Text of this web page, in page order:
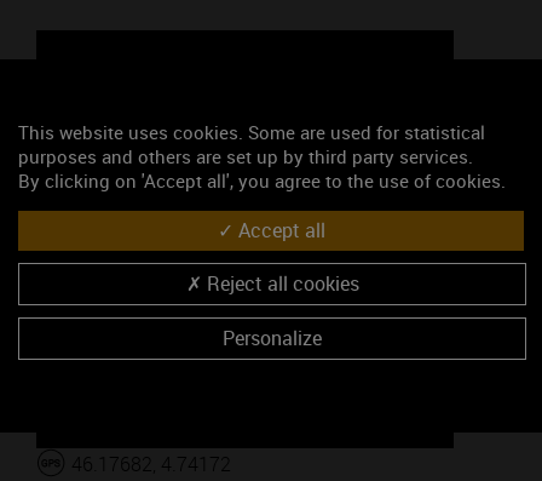
Google Maps is disabled. Accept
46.17682, 4.74172
This website uses cookies. Some are used for statistical
purposes and others are set up by third party services.
By clicking on 'Accept all', you agree to the use of cookies.
Accept all
Reject all cookies
Personalize